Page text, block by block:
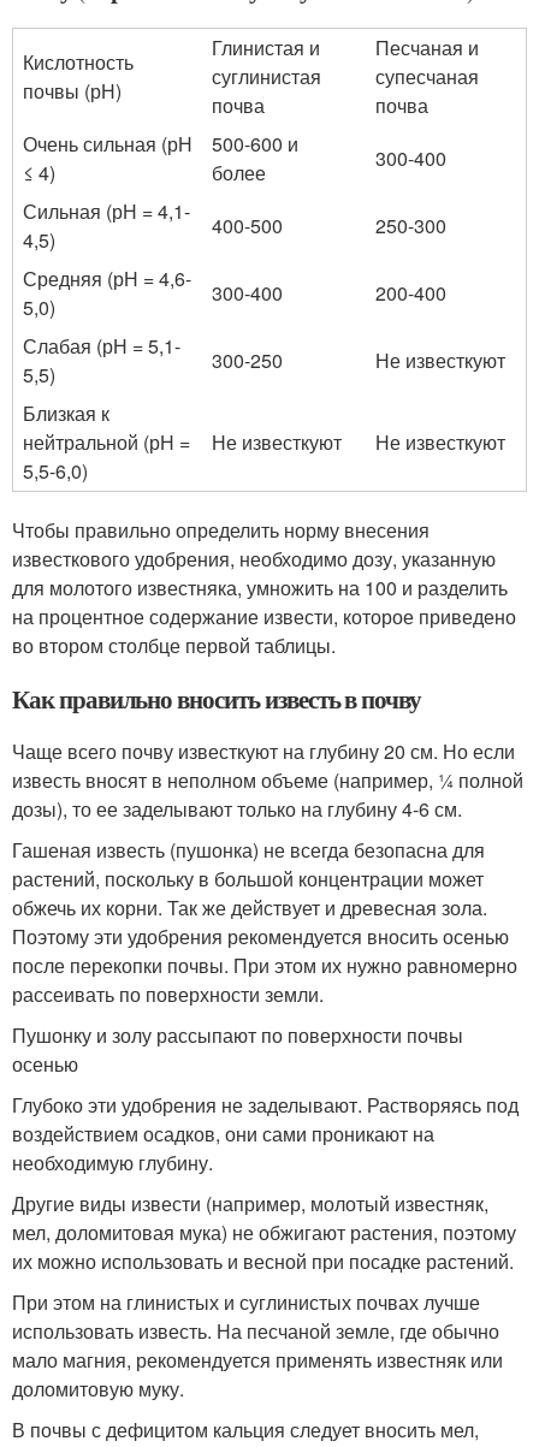
Кислотность
почвы (рН)
Глинистая и
суглинистая
почва
Песчаная и
супесчаная
почва
Очень сильная (рН
≤ 4)
500-600 и
более
300-400
Сильная (рН = 4,1-
4,5)
400-500
250-300
Средняя (рН = 4,6-
5,0)
300-400
200-400
Слабая (рН = 5,1-
5,5)
300-250
Не известкуют
Близкая к
нейтральной (рН =
5,5-6,0)
Не известкуют Не известкуют
Чтобы правильно определить норму внесения
известкового удобрения, необходимо дозу, указанную
для молотого известняка, умножить на 100 и разделить
на процентное содержание извести, которое приведено
во втором столбце первой таблицы.
Как правильно вносить известь в почву
Чаще всего почву известкуют на глубину 20 см. Но если
известь вносят в неполном объеме (например, ¼ полной
дозы), то ее заделывают только на глубину 4-6 см.
Гашеная известь (пушонка) не всегда безопасна для
растений, поскольку в большой концентрации может
обжечь их корни. Так же действует и древесная зола.
Поэтому эти удобрения рекомендуется вносить осенью
после перекопки почвы. При этом их нужно равномерно
рассеивать по поверхности земли.
Пушонку и золу рассыпают по поверхности почвы
осенью
Глубоко эти удобрения не заделывают. Растворяясь под
воздействием осадков, они сами проникают на
необходимую глубину.
Другие виды извести (например, молотый известняк,
мел, доломитовая мука) не обжигают растения, поэтому
их можно использовать и весной при посадке растений.
При этом на глинистых и суглинистых почвах лучше
использовать известь. На песчаной земле, где обычно
мало магния, рекомендуется применять известняк или
доломитовую муку.
В почвы с дефицитом кальция следует вносить мел,